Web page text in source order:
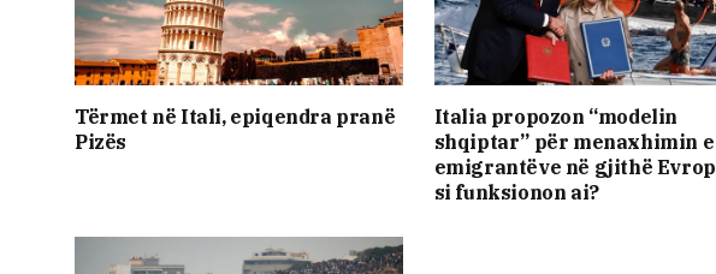
Tërmet në Itali, epiqendra pranë
Pizës
Italia propozon “modelin
shqiptar” për menaxhimin e
emigrantëve në gjithë
si funksionon ai?